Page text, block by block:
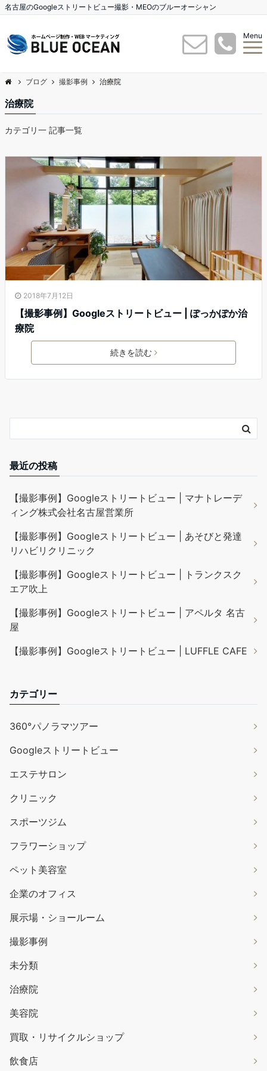
名古屋のGoogleストリートビュー撮影・MEOのブルーオーシャン
Menu
ブログ 撮影事例 治療院
治療院
カテゴリ一 記事一覧
2018年7月12日
【撮影事例】Googleストリートビュー | ぽっかぽか治
療院
続きを読む
最近の投稿
【撮影事例】Googleストリートビュー | マナトレーデ
ィング株式会社名古屋営業所
【撮影事例】Googleストリートビュー | あそびと発達
リハビリクリニック
【撮影事例】Googleストリートビュー | トランクスク
エア吹上
【撮影事例】Googleストリートビュー | アペルタ 名古
屋
【撮影事例】Googleストリートビュー | LUFFLE CAFE
カテゴリー
360°パノラマツアー
Googleストリートビュー
エステサロン
クリニック
スポーツジム
フラワーショップ
ペット美容室
企業のオフィス
展示場・ショールーム
撮影事例
未分類
治療院
美容院
買取・リサイクルショップ
飲食店